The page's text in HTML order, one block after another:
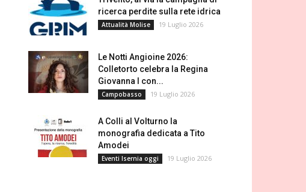
ricerca perdite sulla rete idrica
Attualità Molise 19 Luglio 2026
Le Notti Angioine 2026:
Colletorto celebra la Regina
Giovanna I con...
Campobasso 19 Luglio 2026
A Colli al Volturno la
monografia dedicata a Tito
Amodei
Eventi Isernia oggi 19 Luglio 2026